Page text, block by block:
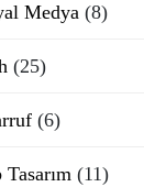
Medya (8)
(25)
(6)
Tasarım (11)